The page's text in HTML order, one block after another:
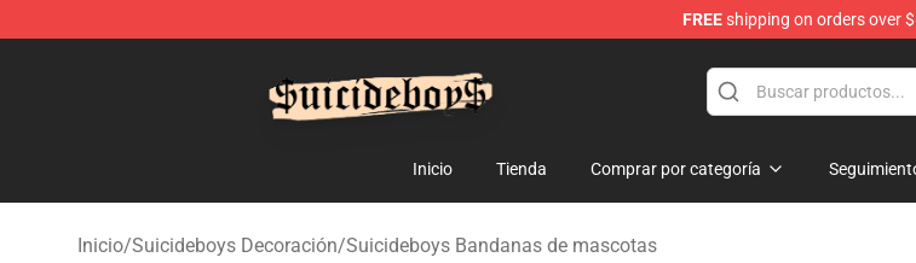
FREEshipping on orders over
Inicio Tienda Comprar por categoría
Inicio/Suicideboys Decoración/Suicideboys Bandanas de mascotas